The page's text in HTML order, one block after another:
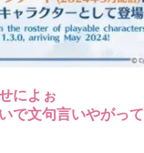
によぉ
で文句言いやがって